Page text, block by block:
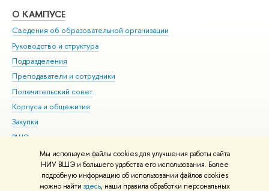
Мы используем файлы cookies для улучшения работы сайта
НИУ ВШЭ и большего удобства его использования. Более
подробную информацию об использовании файлов cookies
можно найти здесь, наши правила обработки персональных
О КАМПУСЕ
Сведения об образовательной организации
Руководство и структура
Подразделения
Преподаватели и сотрудники
Попечительский совет
Корпуса и общежития
Закупки
ВШЭ для студентов с ограниченными возможностями
здоровья и инвалидностью
Версия для слабовидящих
Единая платежная страница